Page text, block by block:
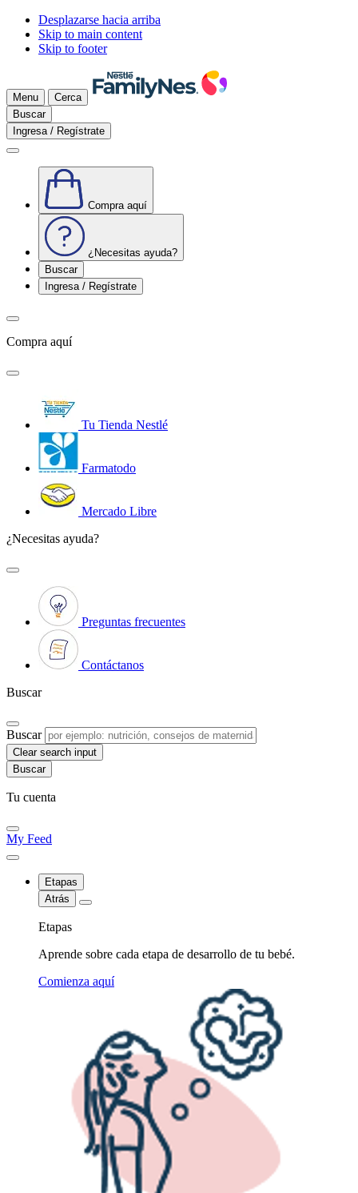
Desplazarse hacia arriba
Skip to main content
Skip to footer
Menu
Cerca
Buscar
Ingresa / Regístrate
Compra aquí
¿Necesitas ayuda?
Buscar
Ingresa / Regístrate
Compra aquí
Tu Tienda Nestlé
Farmatodo
Mercado Libre
¿Necesitas ayuda?
Preguntas frecuentes
Contáctanos
Buscar
Buscar
Clear search input
Tu cuenta
My Feed
Etapas
Atrás
Etapas
Aprende sobre cada etapa de desarrollo de tu bebé.
Comienza aquí